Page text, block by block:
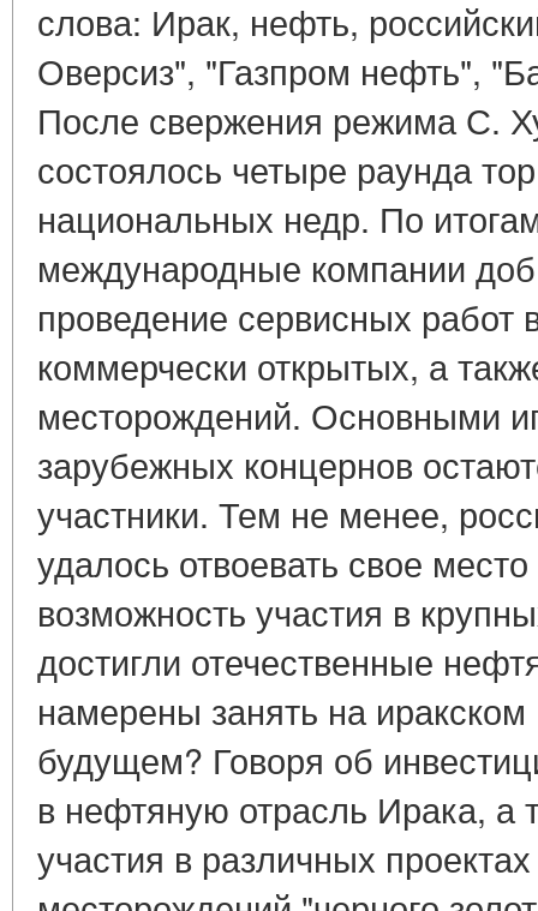
слова: Ирак, нефть,
Оверсиз", "Газпром нефть",
После свержения режима С.
состоялось четыре раунда
национальных недр. По
международные компании
проведение сервисных работ
коммерчески открытых, а
месторождений. Основными
зарубежных концернов
участники. Тем не менее,
удалось отвоевать свое
возможность участия в
достигли отечественные
намерены занять на
будущем? Говоря об
в нефтяную отрасль Ирака, а
участия в различных